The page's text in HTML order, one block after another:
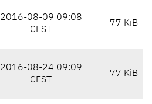
2016-08-09 09:08
CEST
77 KiB
2016-08-24 09:09
CEST
77 KiB